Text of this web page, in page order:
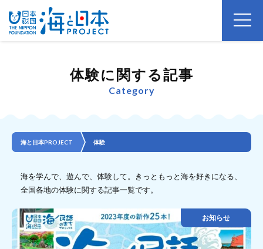
体験に関する記事
Category
海と日本PROJECT 体験
海を学んで、遊んで、体験して。きっともっと海を好きになる、
全国各地の体験に関する記事一覧です。
お知らせ